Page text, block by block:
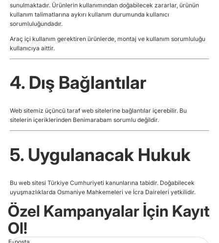
sunulmaktadır. Ürünlerin kullanımından doğabilecek zararlar, ürünün
kullanım talimatlarına aykırı kullanım durumunda kullanıcı
sorumluluğundadır.
Araç içi kullanım gerektiren ürünlerde, montaj ve kullanım sorumluluğu
kullanıcıya aittir.
4. Dış Bağlantılar
Web sitemiz üçüncü taraf web sitelerine bağlantılar içerebilir. Bu
sitelerin içeriklerinden Benimarabam sorumlu değildir.
5. Uygulanacak Hukuk
Bu web sitesi Türkiye Cumhuriyeti kanunlarına tabidir. Doğabilecek
uyuşmazlıklarda Osmaniye Mahkemeleri ve İcra Daireleri yetkilidir.
Özel Kampanyalar İçin Kayıt
Ol!